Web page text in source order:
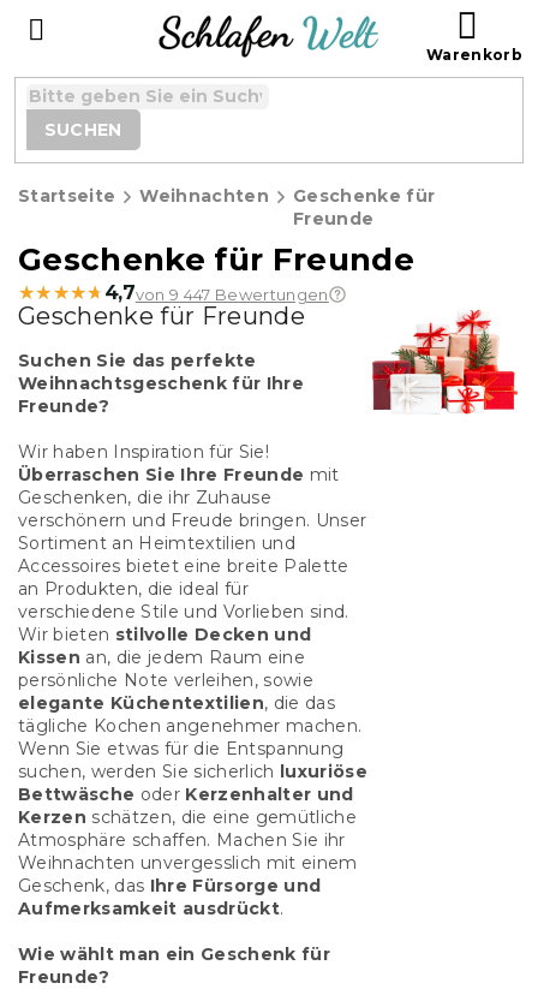
SUCHEN
Startseite Weihnachten
Geschenke für
Freunde
Geschenke für Freunde
★★★★★
★★★★★ 4,7von 9 447 Bewertungen
Geschenke für Freunde
Suchen Sie das perfekte
Weihnachtsgeschenk für Ihre
Freunde?
Wir haben Inspiration für Sie!
Überraschen Sie Ihre Freunde mit
Geschenken, die ihr Zuhause
verschönern und Freude bringen. Unser
Sortiment an Heimtextilien und
Accessoires bietet eine breite Palette
an Produkten, die ideal für
verschiedene Stile und Vorlieben sind.
Wir bieten stilvolle Decken und
Kissen an, die jedem Raum eine
persönliche Note verleihen, sowie
elegante Küchentextilien, die das
tägliche Kochen angenehmer machen.
Wenn Sie etwas für die Entspannung
suchen, werden Sie sicherlich luxuriöse
Bettwäsche oder Kerzenhalter und
Kerzen schätzen, die eine gemütliche
Atmosphäre schaffen. Machen Sie ihr
Weihnachten unvergesslich mit einem
Geschenk, das Ihre Fürsorge und
Aufmerksamkeit ausdrückt.
Wie wählt man ein Geschenk für
Freunde?